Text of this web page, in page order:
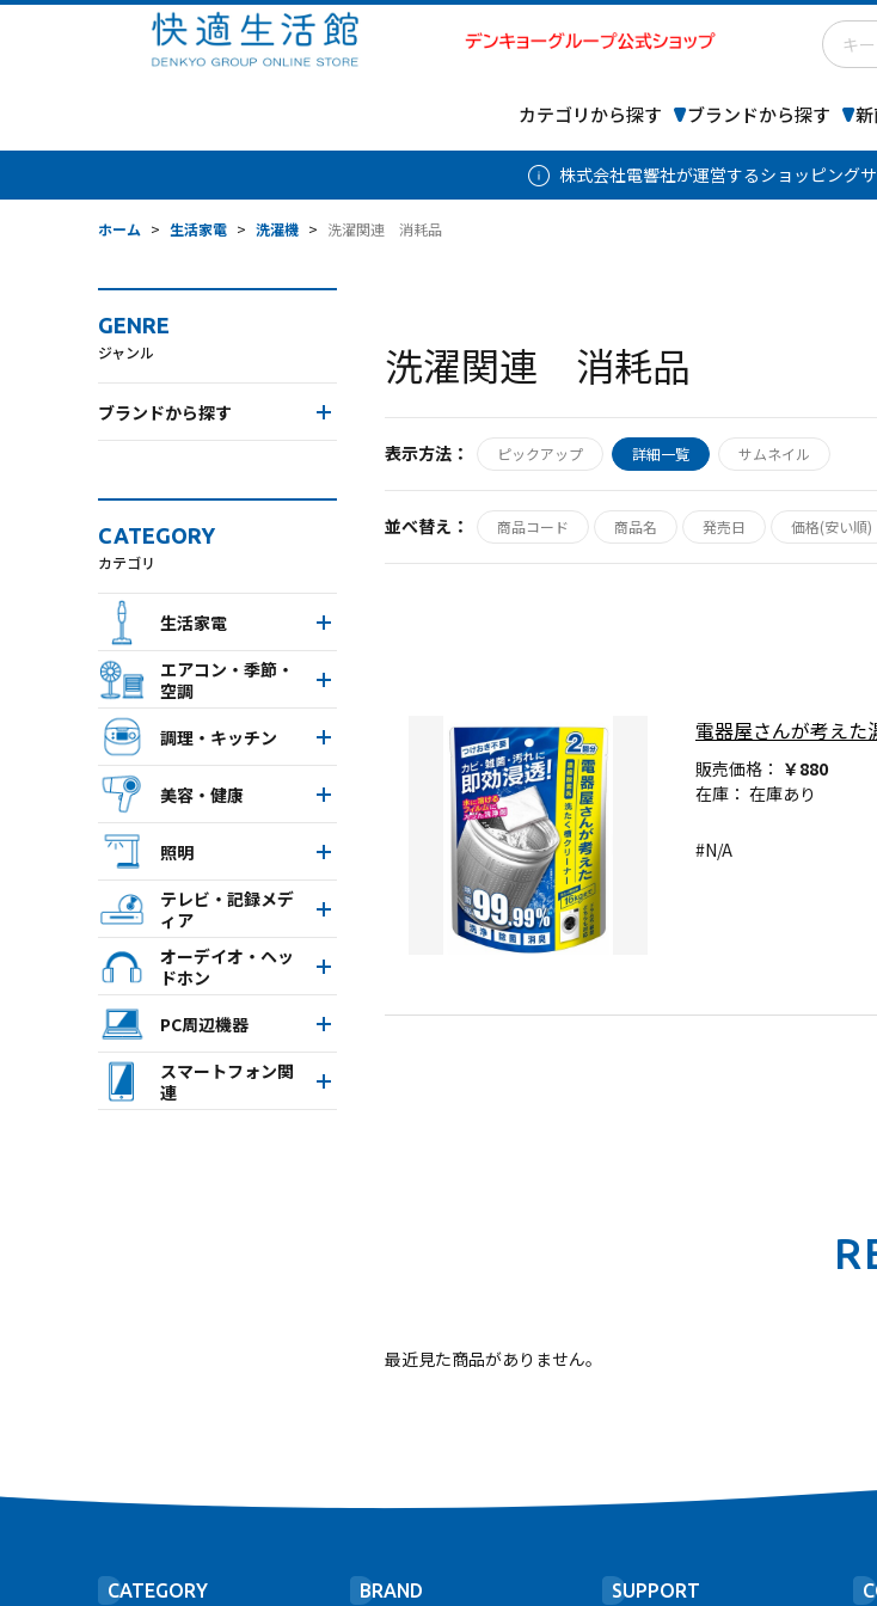
カテゴリから探す ブランドから探す
株式会社電響社が運営するショッピング
ホーム > 生活家電 > 洗濯機 > 洗濯関連 消耗品
GENRE
ジャンル
ブランドから探す
CATEGORY
カテゴリ
生活家電
エアコン・季節・
空調
調理・キッチン
美容・健康
照明
テレビ・記録メデ
ィア
オーデイオ・ヘッ
ドホン
PC周辺機器
スマートフォン関
連
洗濯関連 消耗品
表示方法： ピックアップ 詳細一覧 サムネイル
並べ替え： 商品コード 商品名 発売日 価格(安い順)
電器屋さんが考えた
販売価格： ￥880
在庫： 在庫あり
#N/A
最近見た商品がありません。
CATEGORY BRAND SUPPORT